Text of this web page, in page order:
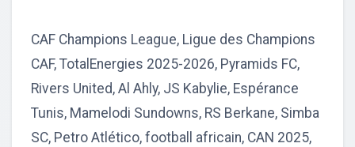
CAF Champions League, Ligue des Champions
CAF, TotalEnergies 2025-2026, Pyramids FC,
Rivers United, Al Ahly, JS Kabylie, Espérance
Tunis, Mamelodi Sundowns, RS Berkane, Simba
SC, Petro Atlético, football africain, CAN 2025,